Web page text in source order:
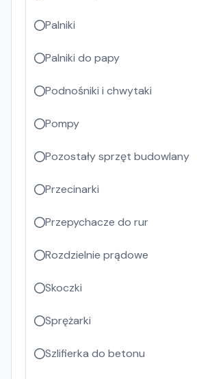
Palniki
Palniki do papy
Podnośniki i chwytaki
Pompy
Pozostały sprzęt budowlany
Przecinarki
Przepychacze do rur
Rozdzielnie prądowe
Skoczki
Sprężarki
Szlifierka do betonu